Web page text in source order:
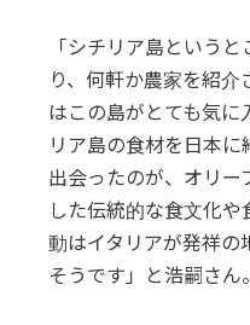
「シチリア島という
り、何軒か農家を紹
はこの島がとても気に
リア島の食材を日本
出会ったのが、オリ
した伝統的な食文化
動はイタリアが発祥の
そうです」と浩嗣さん。